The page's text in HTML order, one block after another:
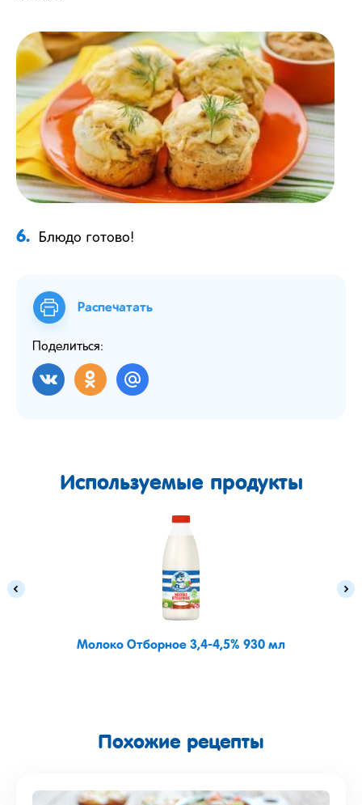
6. Блюдо готово!
Распечатать
Поделиться:
Используемые продукты
Молоко Отборное 3,4-4,5% 930 мл
Похожие рецепты